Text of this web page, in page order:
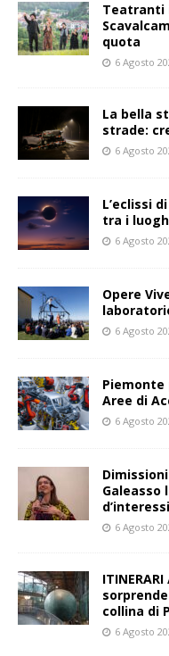
Teatranti
quota
6 Agosto
La bella
strade:
6 Agosto
L’eclissi
tra i
6 Agosto
Opere
6 Agosto
Piemonte
Aree di
6 Agosto
Galeasso
6 Agosto
collina di
6 Agosto